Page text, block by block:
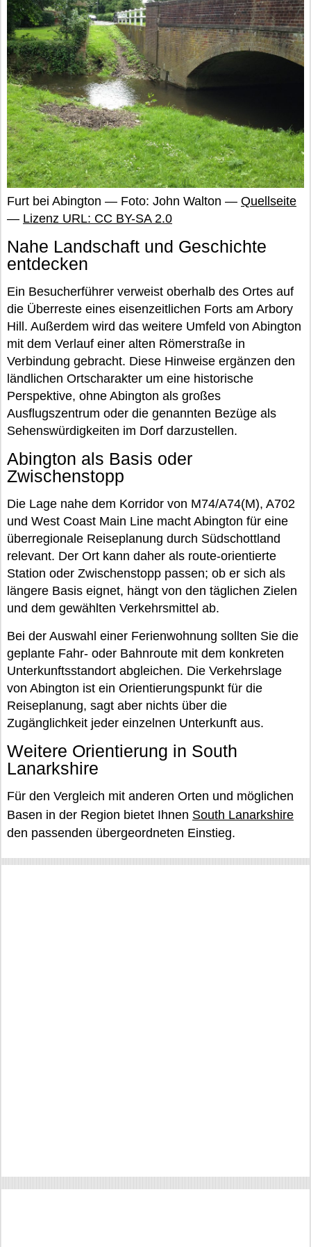
Furt bei Abington — Foto: John Walton — Quellseite
— Lizenz URL: CC BY-SA 2.0
Nahe Landschaft und Geschichte
entdecken
Ein Besucherführer verweist oberhalb des Ortes auf
die Überreste eines eisenzeitlichen Forts am Arbory
Hill. Außerdem wird das weitere Umfeld von Abington
mit dem Verlauf einer alten Römerstraße in
Verbindung gebracht. Diese Hinweise ergänzen den
ländlichen Ortscharakter um eine historische
Perspektive, ohne Abington als großes
Ausflugszentrum oder die genannten Bezüge als
Sehenswürdigkeiten im Dorf darzustellen.
Abington als Basis oder
Zwischenstopp
Die Lage nahe dem Korridor von M74/A74(M), A702
und West Coast Main Line macht Abington für eine
überregionale Reiseplanung durch Südschottland
relevant. Der Ort kann daher als route-orientierte
Station oder Zwischenstopp passen; ob er sich als
längere Basis eignet, hängt von den täglichen Zielen
und dem gewählten Verkehrsmittel ab.
Bei der Auswahl einer Ferienwohnung sollten Sie die
geplante Fahr- oder Bahnroute mit dem konkreten
Unterkunftsstandort abgleichen. Die Verkehrslage
von Abington ist ein Orientierungspunkt für die
Reiseplanung, sagt aber nichts über die
Zugänglichkeit jeder einzelnen Unterkunft aus.
Weitere Orientierung in South
Lanarkshire
Für den Vergleich mit anderen Orten und möglichen
Basen in der Region bietet Ihnen South Lanarkshire
den passenden übergeordneten Einstieg.